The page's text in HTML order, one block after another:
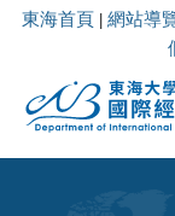
東海首頁 網站導